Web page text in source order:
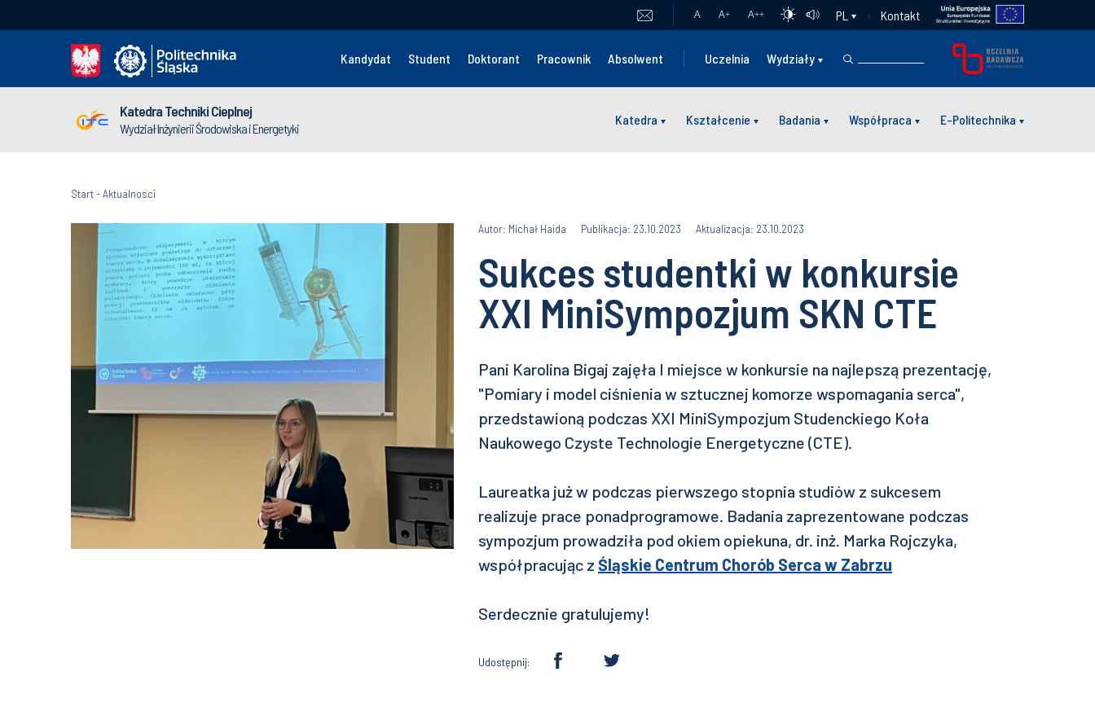
A A+ A++ PL Kontakt
Kandydat Student Doktorant Pracownik Absolwent Uczelnia Wydziały
Katedra Techniki Cieplnej
Wydział Inżynierii Środowiska i Energetyki
Katedra Kształcenie Badania Współpraca E-Politechnika
Start-Aktualnosci
Autor: Michał Haida Publikacja: 23.10.2023 Aktualizacja: 23.10.2023
Sukces studentki w konkursie
XXI MiniSympozjum SKN CTE
Pani Karolina Bigaj zajęła I miejsce w konkursie na najlepszą prezentację,
"Pomiary i model ciśnienia w sztucznej komorze wspomagania serca",
przedstawioną podczas XXI MiniSympozjum Studenckiego Koła
Naukowego Czyste Technologie Energetyczne (CTE).
Laureatka już w podczas pierwszego stopnia studiów z sukcesem
realizuje prace ponadprogramowe. Badania zaprezentowane podczas
sympozjum prowadziła pod okiem opiekuna, dr. inż. Marka Rojczyka,
współpracując z Śląskie Centrum Chorób Serca w Zabrzu
Serdecznie gratulujemy!
Udostępnij: